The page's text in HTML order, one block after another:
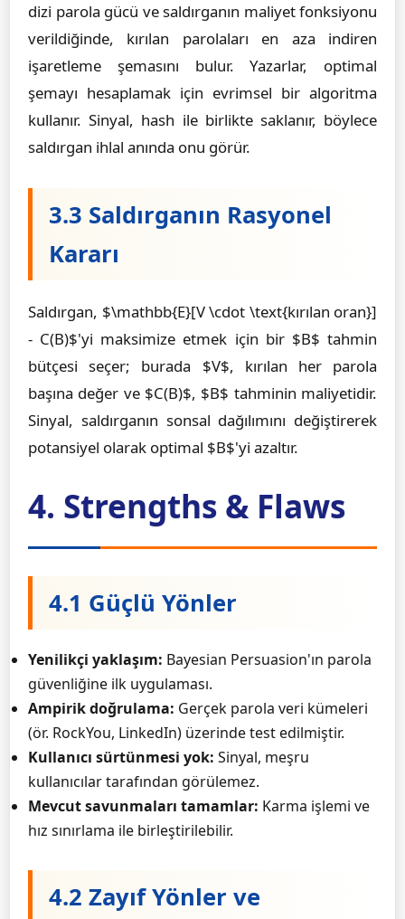
dizi parola gücü ve saldırganın maliyet fonksiyonu
verildiğinde, kırılan parolaları en aza indiren
işaretleme şemasını bulur. Yazarlar, optimal
şemayı hesaplamak için evrimsel bir algoritma
kullanır. Sinyal, hash ile birlikte saklanır, böylece
saldırgan ihlal anında onu görür.
3.3 Saldırganın Rasyonel
Kararı
Saldırgan, $\mathbb{E}[V \cdot \text{kırılan oran}]
- C(B)$'yi maksimize etmek için bir $B$ tahmin
bütçesi seçer; burada $V$, kırılan her parola
başına değer ve $C(B)$, $B$ tahminin maliyetidir.
Sinyal, saldırganın sonsal dağılımını değiştirerek
potansiyel olarak optimal $B$'yi azaltır.
4. Strengths & Flaws
4.1 Güçlü Yönler
Yenilikçi yaklaşım: Bayesian Persuasion'ın parola
güvenliğine ilk uygulaması.
Ampirik doğrulama: Gerçek parola veri kümeleri
(ör. RockYou, LinkedIn) üzerinde test edilmiştir.
Kullanıcı sürtünmesi yok: Sinyal, meşru
kullanıcılar tarafından görülemez.
Mevcut savunmaları tamamlar: Karma işlemi ve
hız sınırlama ile birleştirilebilir.
4.2 Zayıf Yönler ve